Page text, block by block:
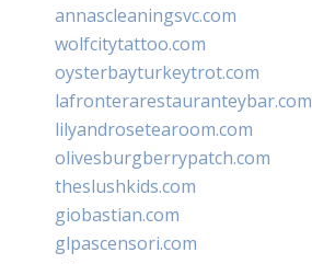
annascleaningsvc.com
wolfcitytattoo.com
oysterbayturkeytrot.com
lafronterarestauranteybar.com
lilyandrosetearoom.com
olivesburgberrypatch.com
theslushkids.com
giobastian.com
glpascensori.com